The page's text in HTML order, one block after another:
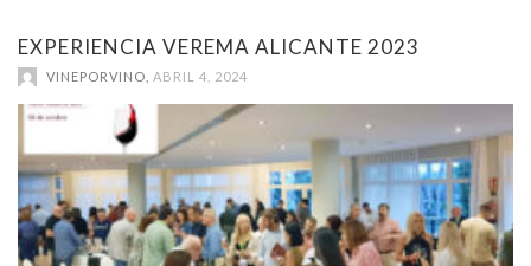
EXPERIENCIA VEREMA ALICANTE 2023
VINEPORVINO ABRIL 4, 2024